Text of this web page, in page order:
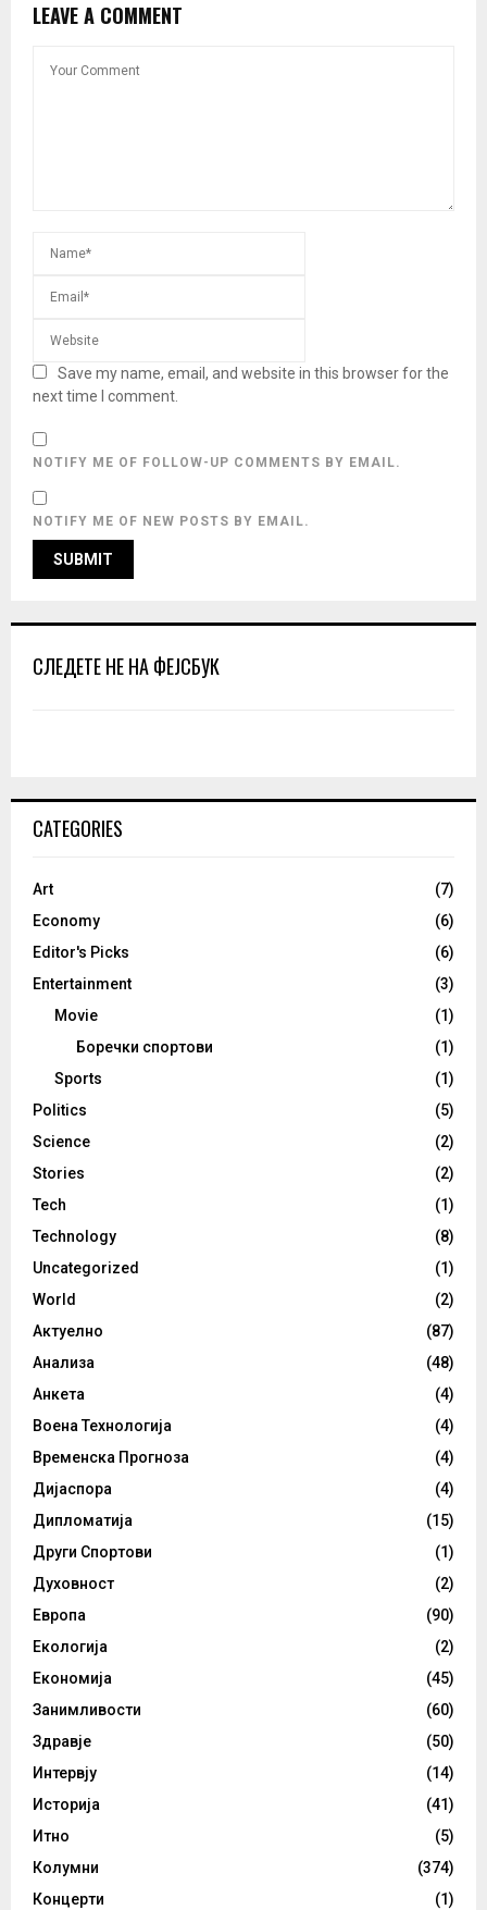
LEAVE A COMMENT
Save my name, email, and website in this browser for the
next time I comment.
NOTIFY ME OF FOLLOW-UP COMMENTS BY EMAIL.
NOTIFY ME OF NEW POSTS BY EMAIL.
СЛЕДЕТЕ НЕ НА ФЕЈСБУК
CATEGORIES
Art
(7)
Economy
(6)
Editor's Picks
(6)
Entertainment
(3)
Movie
(1)
Боречки спортови
(1)
Sports
(1)
Politics
(5)
Science
(2)
Stories
(2)
Tech
(1)
Technology
(8)
Uncategorized
(1)
World
(2)
Актуелно
(87)
Анализа
(48)
Анкета
(4)
Воена Технологија
(4)
Временска Прогноза
(4)
Дијаспора
(4)
Дипломатија
(15)
Други Спортови
(1)
Духовност
(2)
Европа
(90)
Екологија
(2)
Економија
(45)
Занимливости
(60)
Здравје
(50)
Интервју
(14)
Историја
(41)
Итно
(5)
Колумни
(374)
Концерти
(1)